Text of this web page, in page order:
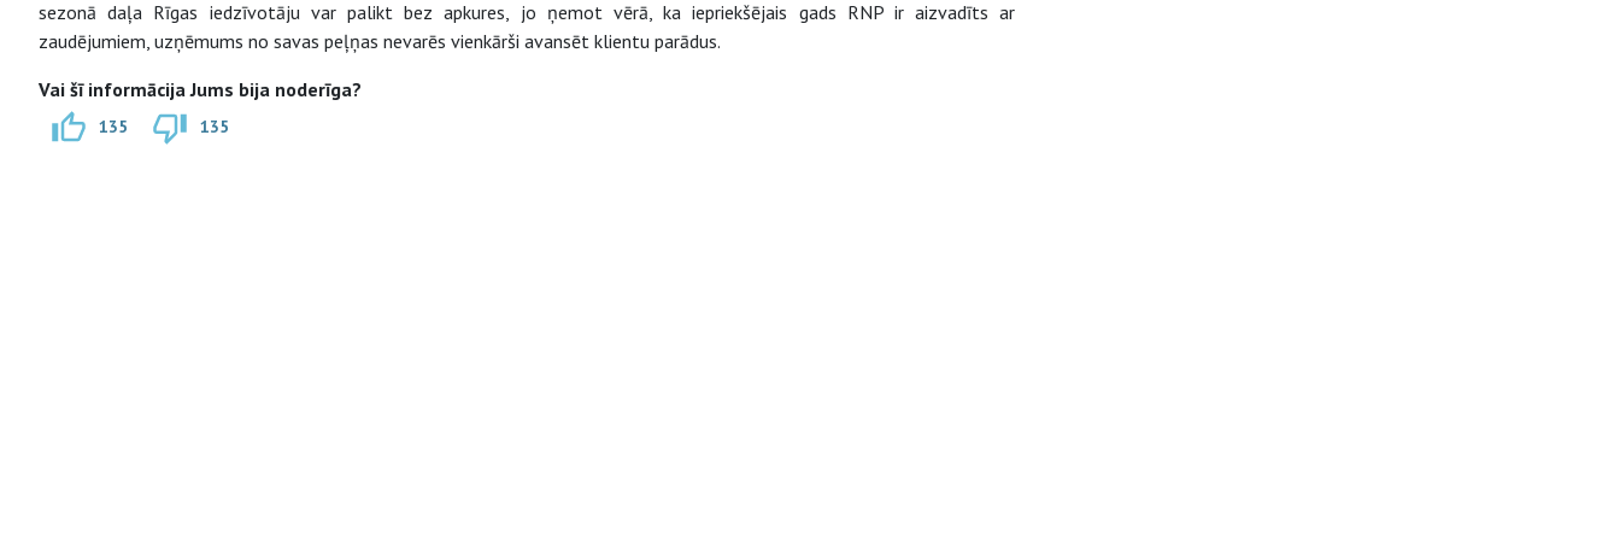
sezonā daļa Rīgas iedzīvotāju var palikt bez apkures, jo ņemot vērā, ka iepriekšējais gads RNP ir aizvadīts ar
zaudējumiem, uzņēmums no savas peļņas nevarēs vienkārši avansēt klientu parādus.
Vai šī informācija Jums bija noderīga?
135 135